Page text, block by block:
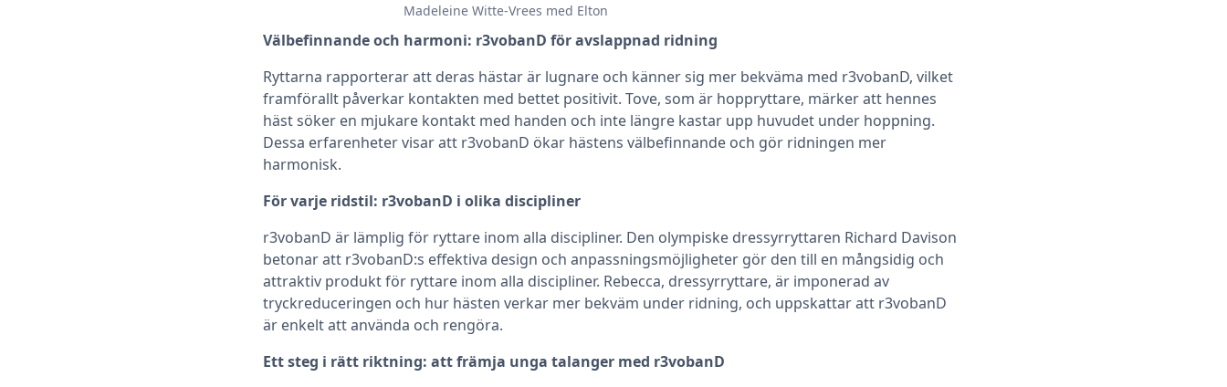
Madeleine Witte-Vrees med Elton
Välbefinnande och harmoni: r3vobanD för avslappnad ridning
Ryttarna rapporterar att deras hästar är lugnare och känner sig mer bekväma med r3vobanD, vilket
framförallt påverkar kontakten med bettet positivit. Tove, som är hoppryttare, märker att hennes
häst söker en mjukare kontakt med handen och inte längre kastar upp huvudet under hoppning.
Dessa erfarenheter visar att r3vobanD ökar hästens välbefinnande och gör ridningen mer
harmonisk.
För varje ridstil: r3vobanD i olika discipliner
r3vobanD är lämplig för ryttare inom alla discipliner. Den olympiske dressyrryttaren Richard Davison
betonar att r3vobanD:s effektiva design och anpassningsmöjligheter gör den till en mångsidig och
attraktiv produkt för ryttare inom alla discipliner. Rebecca, dressyrryttare, är imponerad av
tryckreduceringen och hur hästen verkar mer bekväm under ridning, och uppskattar att r3vobanD
är enkelt att använda och rengöra.
Ett steg i rätt riktning: att främja unga talanger med r3vobanD